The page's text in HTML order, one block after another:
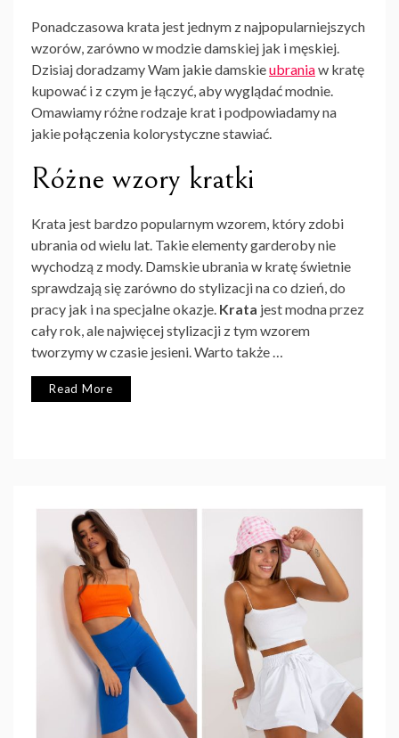
Ponadczasowa krata jest jednym z najpopularniejszych
wzorów, zarówno w modzie damskiej jak i męskiej.
Dzisiaj doradzamy Wam jakie damskieubraniaw kratę
kupować i z czym je łączyć, aby wyglądać modnie.
Omawiamy różne rodzaje krat i podpowiadamy na
jakie połączenia kolorystyczne stawiać.
Różne wzory kratki
Krata jest bardzo popularnym wzorem, który zdobi
ubrania od wielu lat. Takie elementy garderoby nie
wychodzą z mody. Damskie ubrania w kratę świetnie
sprawdzają się zarówno do stylizacji na co dzień, do
pracy jak i na specjalne okazje. Krata jest modna przez
cały rok, ale najwięcej stylizacji z tym wzorem
tworzymy w czasie jesieni. Warto także …
Read More